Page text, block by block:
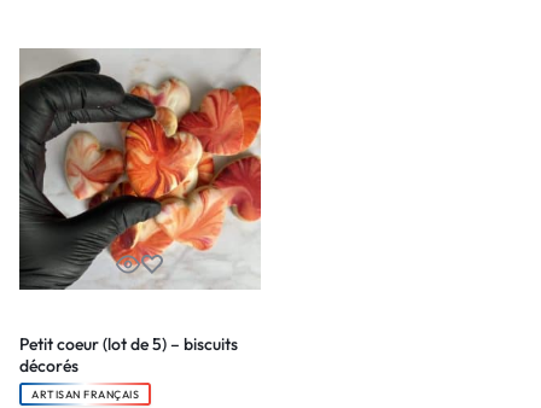
Petit coeur (lot de 5) – biscuits
décorés
ARTISAN FRANÇAIS